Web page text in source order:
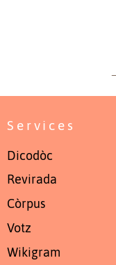
Services
Dicodòc
Revirada
Còrpus
Votz
Wikigram